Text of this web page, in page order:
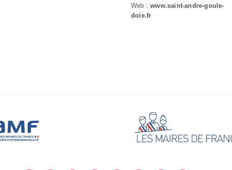
Web :www.saint-andre-goule-
doie.fr